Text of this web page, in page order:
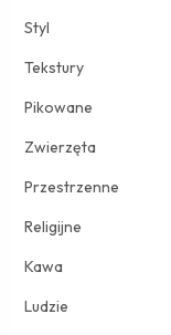
Styl
Tekstury
Pikowane
Zwierzęta
Przestrzenne
Religijne
Kawa
Ludzie